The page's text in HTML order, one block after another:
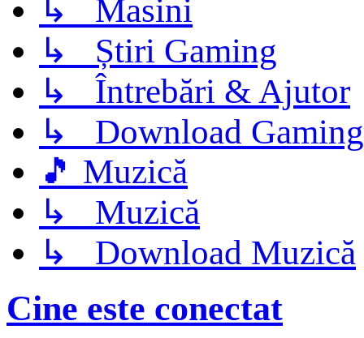
↳ Masini
↳ Știri Gaming
↳ Întrebări & Ajutor
↳ Download Gaming
🎵 Muzică
↳ Muzică
↳ Download Muzică
Cine este conectat